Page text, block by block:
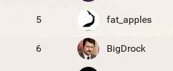
5 fat_apples
6 BigDrock